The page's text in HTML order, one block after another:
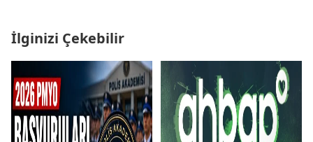
İlginizi Çekebilir